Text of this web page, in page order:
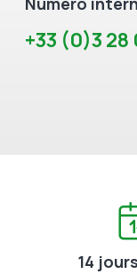
+33 (0)3 28
14